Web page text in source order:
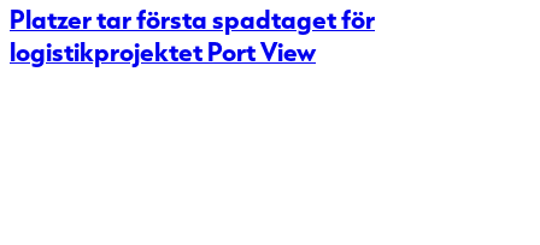
Platzer tar första spadtaget för
logistikprojektet Port View